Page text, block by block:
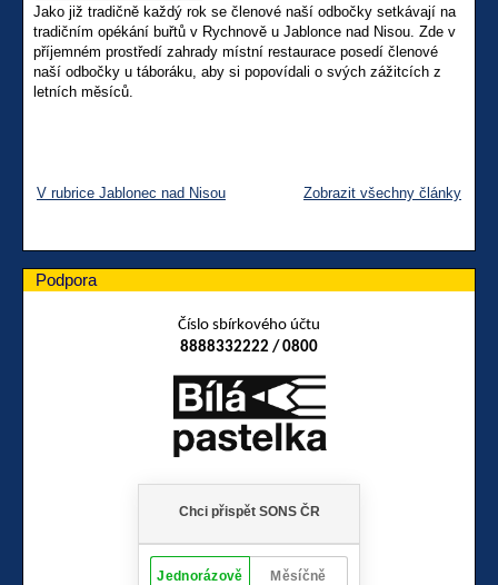
Jako již tradičně každý rok se členové naší odbočky setkávají na
tradičním opékání buřtů v Rychnově u Jablonce nad Nisou. Zde v
příjemném prostředí zahrady místní restaurace posedí členové
naší odbočky u táboráku, aby si popovídali o svých zážitcích z
letních měsíců.
V rubrice Jablonec nad Nisou Zobrazit všechny články
Podpora
Číslo sbírkového účtu
8888332222 / 0800